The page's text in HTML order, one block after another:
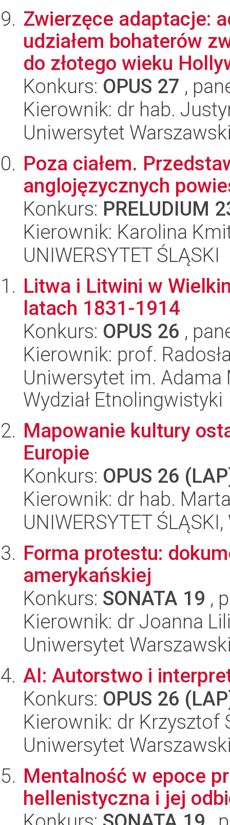
Zwierzęce adaptacje:
udziałem bohaterów
do złotego wieku
Konkurs: OPUS 27 ,
Kierownik: dr hab.
Uniwersytet
Poza ciałem.
anglojęzycznych
Konkurs: PRELUDIUM
Kierownik: Karolina
UNIWERSYTET ŚLĄSKI
Litwa i Litwini w
latach 1831-1914
Konkurs: OPUS 26 ,
Kierownik: prof.
Uniwersytet im.
Wydział Etnolingwistyki
Mapowanie kultury
Europie
Konkurs: OPUS 26
Kierownik: dr hab.
UNIWERSYTET
Forma protestu:
amerykańskiej
Konkurs: SONATA 19 ,
Kierownik: dr Joanna
Uniwersytet
AI: Autorstwo i
Konkurs: OPUS 26
Kierownik: dr Krzysztof
Uniwersytet
Mentalność w epoce
hellenistyczna i jej